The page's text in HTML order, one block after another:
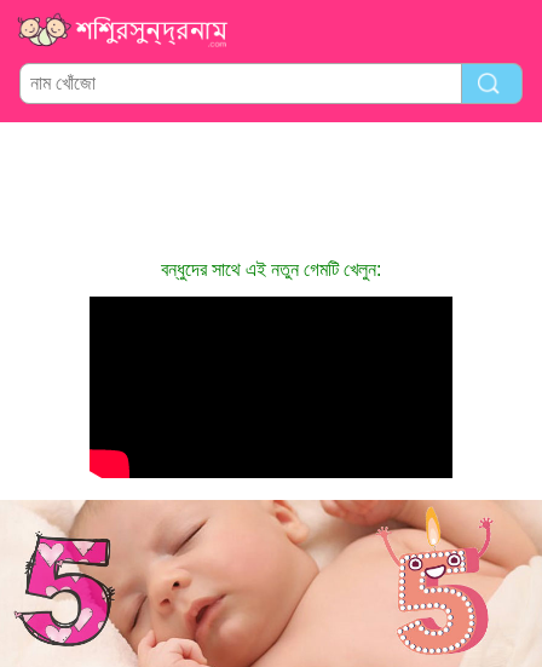
বন্ধুদের সাথে এই নতুন গেমটি খেলুন: